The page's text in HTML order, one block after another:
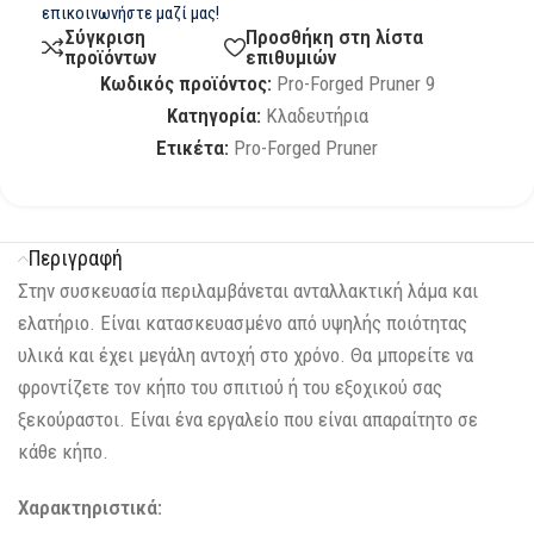
επικοινωνήστε μαζί μας!
Σύγκριση
προϊόντων
Προσθήκη στη λίστα
επιθυμιών
Κωδικός προϊόντος: Pro-Forged Pruner 9
Κατηγορία: Κλαδευτήρια
Ετικέτα: Pro-Forged Pruner
Περιγραφή
Στην συσκευασία περιλαμβάνεται ανταλλακτική λάμα και
ελατήριο. Είναι κατασκευασμένο από υψηλής ποιότητας
υλικά και έχει μεγάλη αντοχή στο χρόνο. Θα μπορείτε να
φροντίζετε τον κήπο του σπιτιού ή του εξοχικού σας
ξεκούραστοι. Είναι ένα εργαλείο που είναι απαραίτητο σε
κάθε κήπο.
Χαρακτηριστικά: